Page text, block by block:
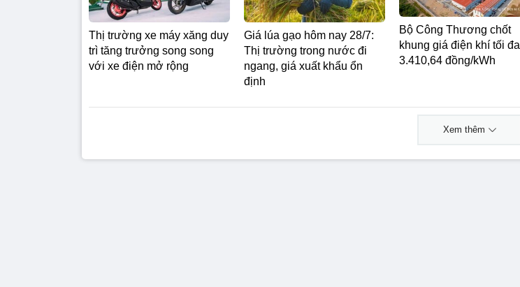
Thị trường xe máy xăng duy
trì tăng trưởng song song
với xe điện mở rộng
Giá lúa gạo hôm nay 28/7:
Thị trường trong nước đi
ngang, giá xuất khẩu ổn
định
Bộ Công Thương chốt
khung giá điện khí tối đa
3.410,64 đồng/kWh
Xem thêm